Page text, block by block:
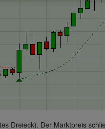
Dreieck). Der Marktpreis